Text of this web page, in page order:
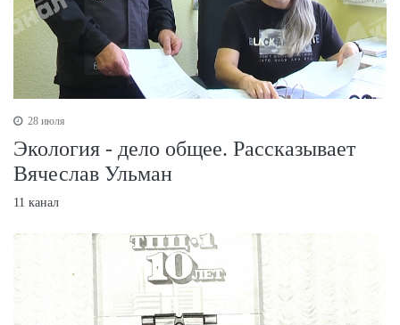
28 июля
Экология - дело общее. Рассказывает
Вячеслав Ульман
11 канал